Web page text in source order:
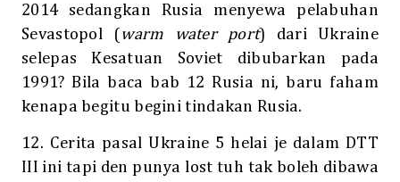
2014 sedangkan Rusia menyewa pelabuhan
Sevastopol ( warm water port) dari Ukraine
selepas Kesatuan Soviet dibubarkan pada
1991? Bila baca bab 12 Rusia ni, baru faham
kenapa begitu begini tindakan Rusia.
12. Cerita pasal Ukraine 5 helai je dalam DTT
III ini tapi den punya lost tuh tak boleh dibawa